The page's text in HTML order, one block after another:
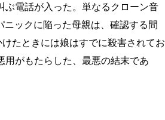
電話が入った。単なるクローン音
ックに陥った母親は、確認する間
たときには娘はすでに殺害されてお
用がもたらした、最悪の結末であ